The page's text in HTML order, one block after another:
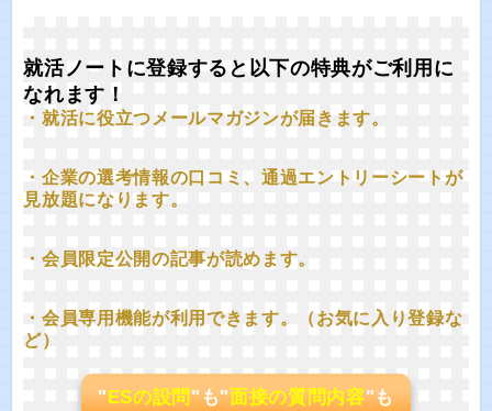
就活ノートに登録すると以下の特典がご利用に
なれます！
・就活に役立つメールマガジンが届きます。
・企業の選考情報の口コミ、通過エントリーシートが
見放題になります。
・会員限定公開の記事が読めます。
・会員専用機能が利用できます。（お気に入り登録な
ど）
"ESの設問"も"面接の質問内容"も